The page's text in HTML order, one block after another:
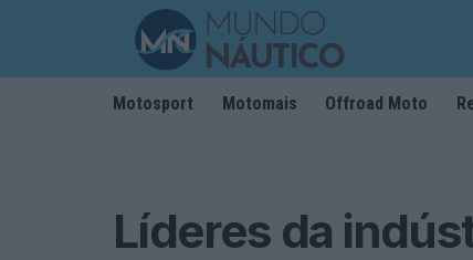
Motosport Motomais Offroad Moto
Líderes da